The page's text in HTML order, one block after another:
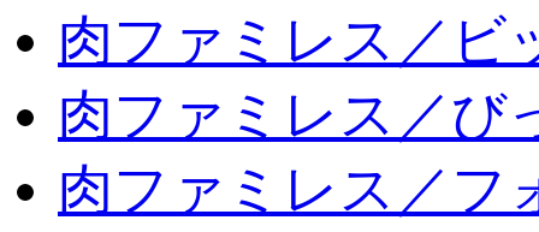
肉ファミレス／ビ
肉ファミレス／び
肉ファミレス／フ